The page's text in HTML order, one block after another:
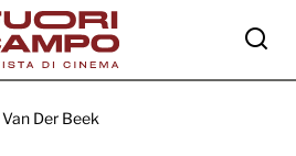
Der Beek